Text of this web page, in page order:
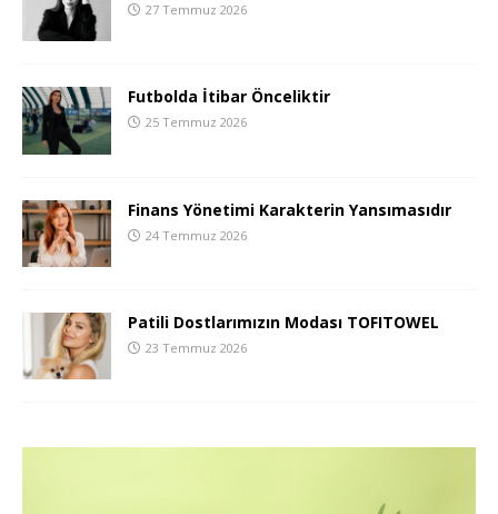
27 Temmuz 2026
Futbolda İtibar Önceliktir
25 Temmuz 2026
Finans Yönetimi Karakterin Yansımasıdır
24 Temmuz 2026
Patili Dostlarımızın Modası TOFITOWEL
23 Temmuz 2026